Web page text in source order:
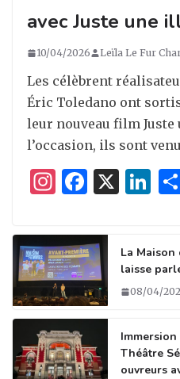
avec Juste une
10/04/2026 Leïla Le Fur
Les célèbrent
Éric Toledano ont
leur nouveau film
l’occasion, ils sont
I
st
a
g
ra
m
F
c
e
b
o
k
X
Li
e
dI
La Maison
laisse
08/04/
Théâtre
ouvreurs